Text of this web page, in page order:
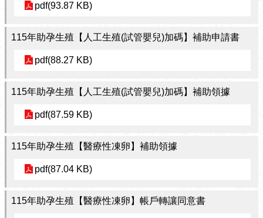
pdf(93.87 KB)
115年助孕生殖【人工生殖(試管嬰兒)加碼】補助申請書
pdf(88.27 KB)
115年助孕生殖【人工生殖(試管嬰兒)加碼】補助領據
pdf(87.59 KB)
115年助孕生殖【醫療性凍卵】補助領據
pdf(87.04 KB)
115年助孕生殖【醫療性凍卵】帳戶轉讓同意書